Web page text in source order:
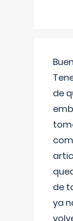
de
de
ya